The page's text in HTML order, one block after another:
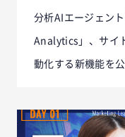
分析AIエージェン
Analytics」、サイ
動化する新機能を